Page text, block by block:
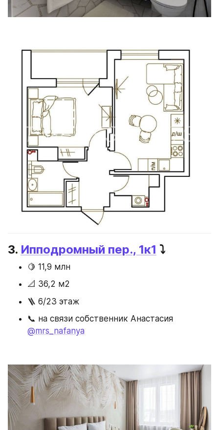
3. Ипподромный пер., 1к1 ⤵️
🍋 11,9 млн
📐 36,2 м2
🪜 6/23 этаж
@mrs_nafanya